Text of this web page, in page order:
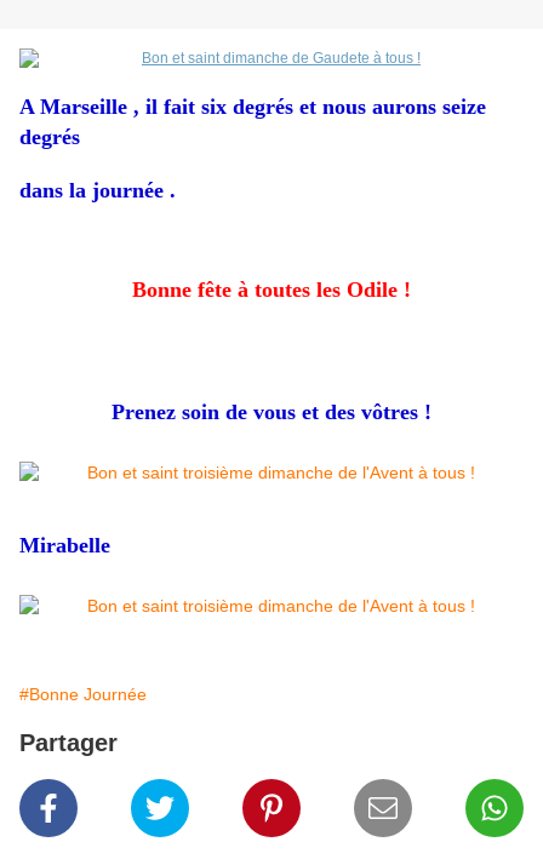
A Marseille , il fait six degrés et nous aurons seize
degrés
dans la journée .
Bonne fête à toutes les Odile !
Prenez soin de vous et des vôtres !
Mirabelle
#Bonne Journée
Partager